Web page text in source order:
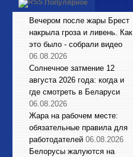
Популярное
Вечером после жары Брест
накрыла гроза и ливень. Как
это было - собрали видео
06.08.2026
Солнечное затмение 12
августа 2026 года: когда и
где смотреть в Беларуси
06.08.2026
Жара на рабочем месте:
обязательные правила для
работодателей 06.08.2026
Белорусы жалуются на